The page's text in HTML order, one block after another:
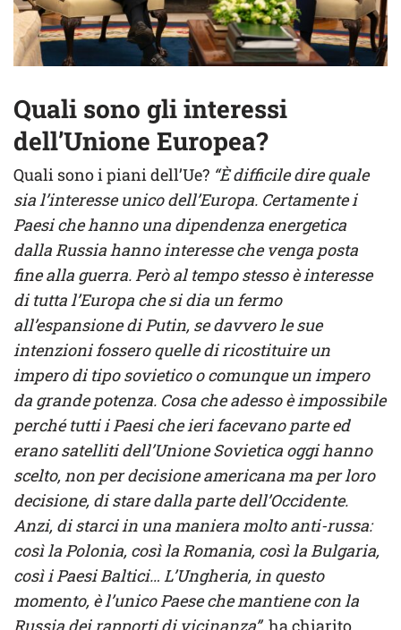
Quali sono gli interessi
dell’Unione Europea?
Quali sono i piani dell’Ue? “È difficile dire quale
sia l’interesse unico dell’Europa. Certamente i
Paesi che hanno una dipendenza energetica
dalla Russia hanno interesse che venga posta
fine alla guerra. Però al tempo stesso è interesse
di tutta l’Europa che si dia un fermo
all’espansione di Putin, se davvero le sue
intenzioni fossero quelle di ricostituire un
impero di tipo sovietico o comunque un impero
da grande potenza. Cosa che adesso è impossibile
perché tutti i Paesi che ieri facevano parte ed
erano satelliti dell’Unione Sovietica oggi hanno
scelto, non per decisione americana ma per loro
decisione, di stare dalla parte dell’Occidente.
Anzi, di starci in una maniera molto anti-russa:
così la Polonia, così la Romania, così la Bulgaria,
così i Paesi Baltici… L’Ungheria, in questo
momento, è l’unico Paese che mantiene con la
Russia dei rapporti di vicinanza”,ha chiarito